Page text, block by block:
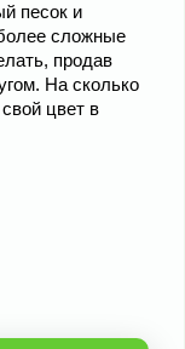
песок и
сложные
продав
На сколько
цвет в